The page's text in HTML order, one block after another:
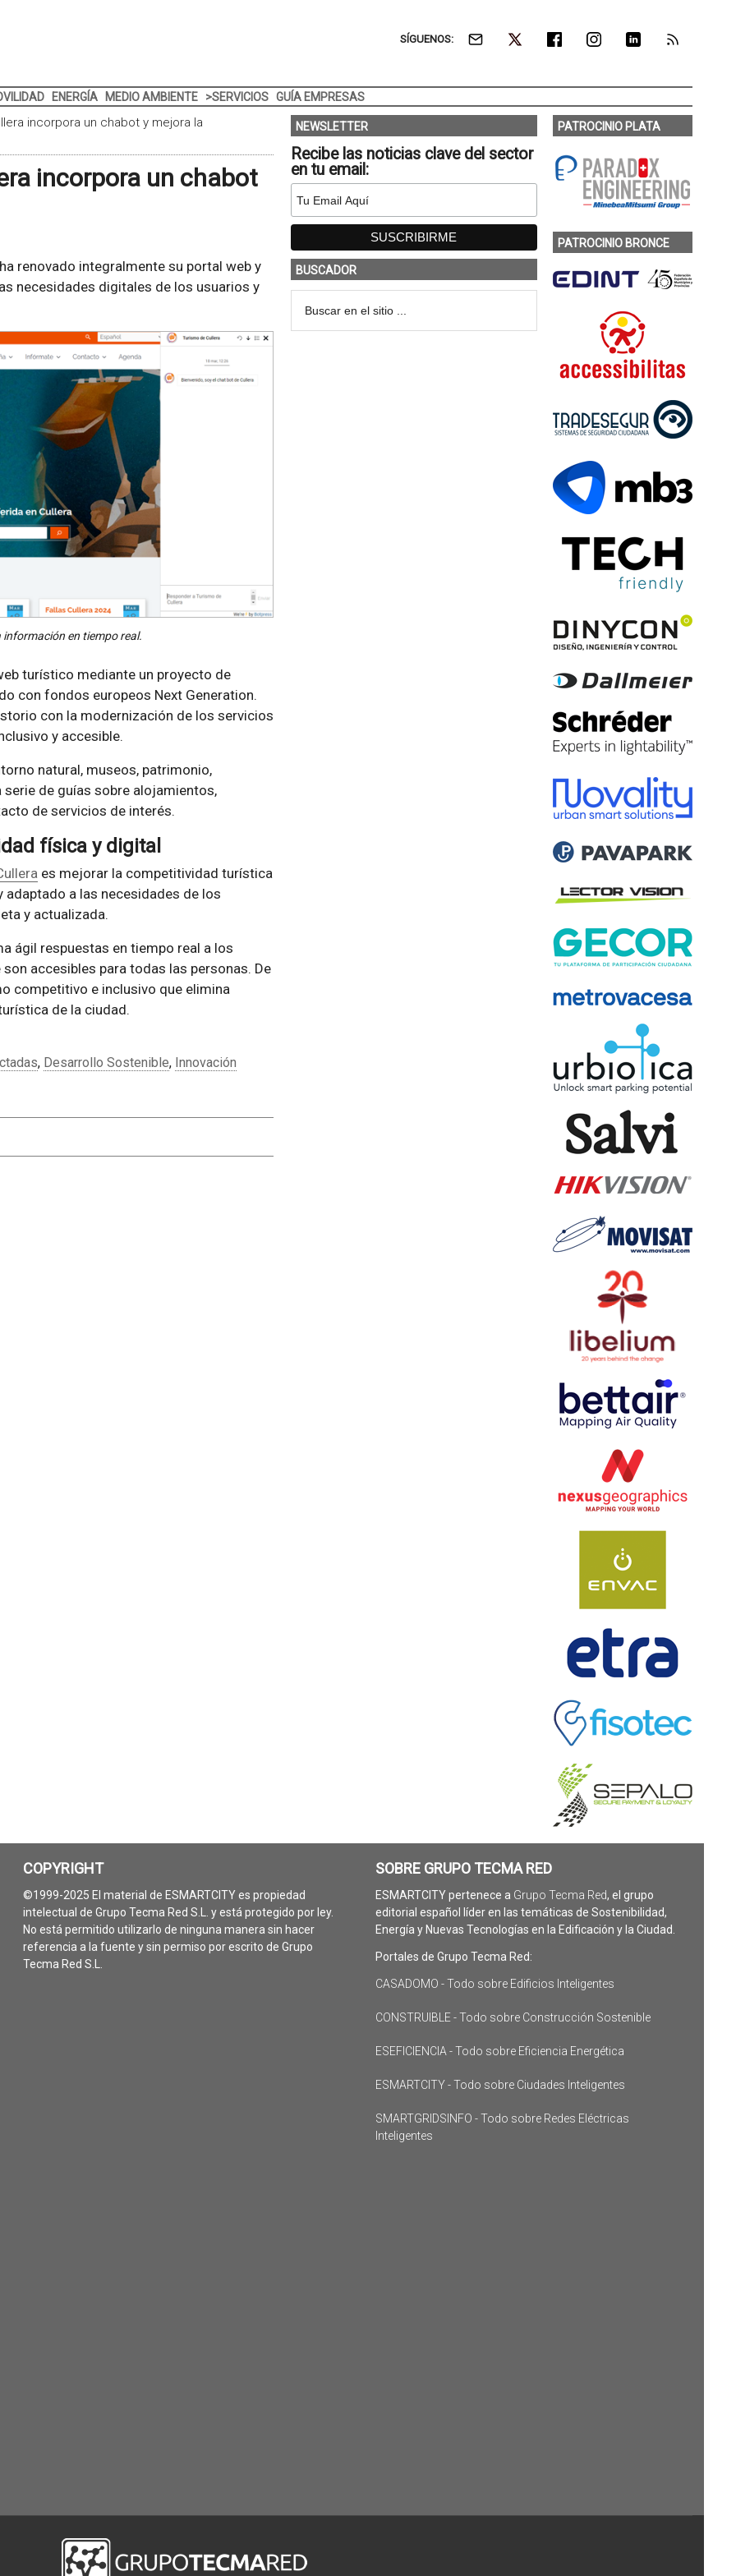
SÍGUENOS:
ENERGÍA MEDIO AMBIENTE >SERVICIOS GUÍA EMPRESAS
incorpora un chabot y mejora la
incorpora un chabot
renovado integralmente su portal web y
necesidades digitales de los usuarios y
en tiempo real.
turístico mediante un proyecto de
con fondos europeos Next Generation.
con la modernización de los servicios
y accesible.
natural, museos, patrimonio,
de guías sobre alojamientos,
de servicios de interés.
física y digital
es mejorar la competitividad turística
a las necesidades de los
y actualizada.
ágil respuestas en tiempo real a los
accesibles para todas las personas. De
competitivo e inclusivo que elimina
de la ciudad.
, Desarrollo Sostenible, Innovación
NEWSLETTER
Recibe las noticias clave del sector
en tu email:
BUSCADOR
PATROCINIO PLATA
PATROCINIO BRONCE
COPYRIGHT
©1999-2025 El material de ESMARTCITY es propiedad
intelectual de Grupo Tecma Red S.L. y está protegido por ley.
No está permitido utilizarlo de ninguna manera sin hacer
referencia a la fuente y sin permiso por escrito de Grupo
Tecma Red S.L.
SOBRE GRUPO TECMA RED
ESMARTCITY pertenece a Grupo Tecma Red, el grupo
editorial español líder en las temáticas de Sostenibilidad,
Energía y Nuevas Tecnologías en la Edificación y la Ciudad.
Portales de Grupo Tecma Red:
CASADOMO - Todo sobre Edificios Inteligentes
CONSTRUIBLE - Todo sobre Construcción Sostenible
ESEFICIENCIA - Todo sobre Eficiencia Energética
ESMARTCITY - Todo sobre Ciudades Inteligentes
SMARTGRIDSINFO - Todo sobre Redes Eléctricas
Inteligentes